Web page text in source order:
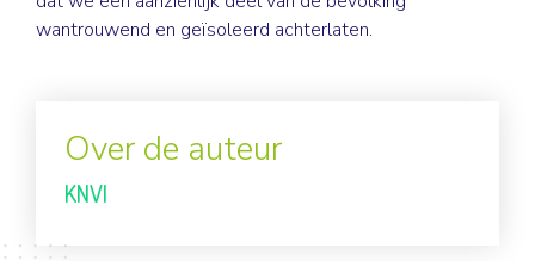
wantrouwend en geïsoleerd achterlaten.
Over de auteur
KNVI